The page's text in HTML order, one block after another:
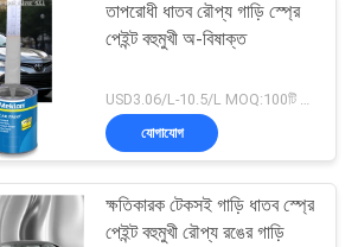
কার পেইন্ট
22
তাপরোধী ধাতব রৌপ্য গাড়ি স্প্রে
পেইন্ট বহুমুখী অ-বিষাক্ত
যোগাযোগ
ক্ষতিকারক টেকসই গাড়ি ধাতব স্প্রে
পেইন্ট বহুমুখী রৌপ্য রঙের গাড়ি